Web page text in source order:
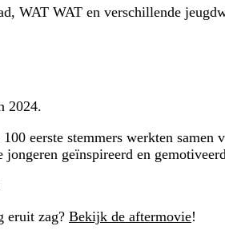
WAT WAT en verschillende
2024.
eerste stemmers werkten
geïnspireerd en
eruit zag? Bekijk de aftermovie!